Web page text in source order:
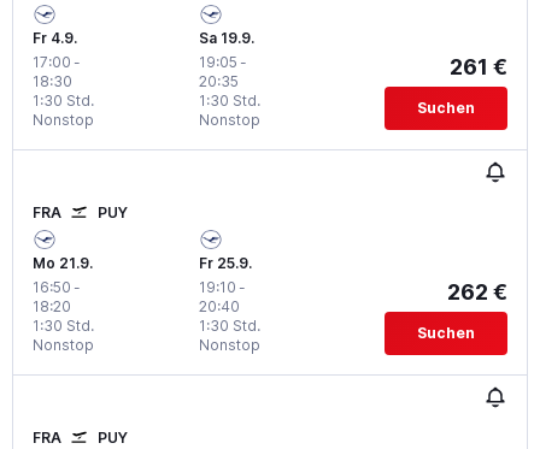
Fr 4.9.
17:00 -
18:30
Nonstop
1:30 Std.
Sa 19.9.
19:05 -
20:35
Nonstop
1:30 Std.
261 €
Suchen
FRA PUY
Mo 21.9.
16:50 -
18:20
Nonstop
1:30 Std.
Fr 25.9.
19:10 -
20:40
Nonstop
1:30 Std.
262 €
Suchen
FRA PUY